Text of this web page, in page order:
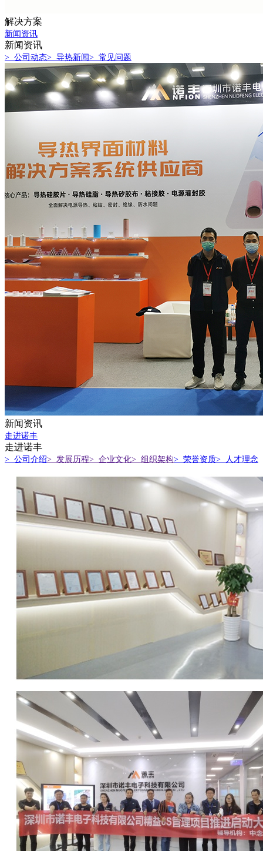
解决方案
新闻资讯
新闻资讯
> 公司动态> 导热新闻> 常见问题
新闻资讯
走进诺丰
走进诺丰
> 公司介绍> 发展历程> 企业文化> 组织架构> 荣誉资质> 人才理念